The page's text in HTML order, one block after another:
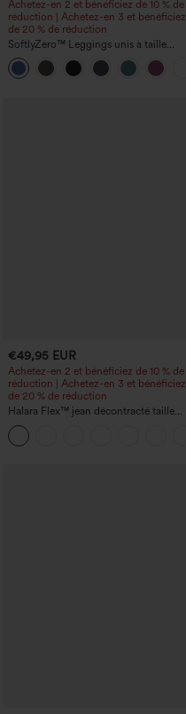
Achetez-en 2 et bénéficiez de 10 % de
réduction | Achetez-en 3 et bénéficiez
de 20 % de réduction
SoftlyZero™ Leggings unis à taille
croisée avec poche
€49,95 EUR
Achetez-en 2 et bénéficiez de 10 % de
réduction | Achetez-en 3 et bénéficiez
de 20 % de réduction
Halara Flex™ jean décontracté taille
basse, poches zippées, délavé, coupe
baggy à jambe large